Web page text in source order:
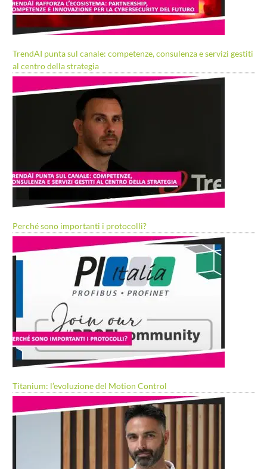
TrendAI punta sul canale: competenze, consulenza e servizi gestiti
al centro della strategia
Perché sono importanti i protocolli?
Titanium: l’evoluzione del Motion Control